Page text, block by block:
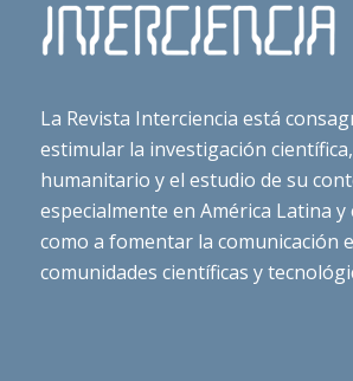
La Revista Interciencia está
estimular la investigación
humanitario y el estudio de su
especialmente en América Latina y
como a fomentar la comunicación
comunidades científicas y